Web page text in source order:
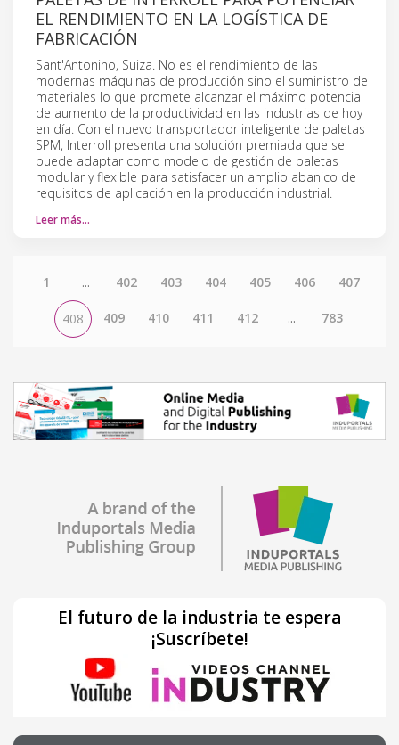
EL RENDIMIENTO EN LA LOGÍSTICA DE
FABRICACIÓN
Sant'Antonino, Suiza. No es el rendimiento de las
modernas máquinas de producción sino el suministro de
materiales lo que promete alcanzar el máximo potencial
de aumento de la productividad en las industrias de hoy
en día. Con el nuevo transportador inteligente de paletas
SPM, Interroll presenta una solución premiada que se
puede adaptar como modelo de gestión de paletas
modular y flexible para satisfacer un amplio abanico de
requisitos de aplicación en la producción industrial.
Leer más…
1 ... 402 403 404 405 406 407
408 409 410 411 412 ... 783
El futuro de la industria te espera
¡Suscríbete!